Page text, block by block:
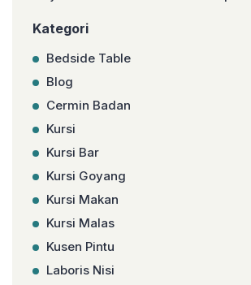
Kategori
Bedside Table
Blog
Cermin Badan
Kursi
Kursi Bar
Kursi Goyang
Kursi Makan
Kursi Malas
Kusen Pintu
Laboris Nisi